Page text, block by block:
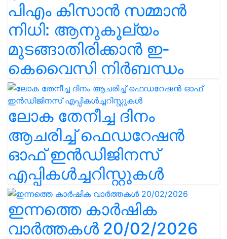
പിഎം കിസാൻ സമ്മാൻ
നിധി: ആനുകൂല്യം
മുടങ്ങാതിരിക്കാൻ ഇ-
കെവൈസി നിർബന്ധം
ലോക തേനീച്ച ദിനം
ആചരിച്ച് ഫെഡറേഷൻ
ഓഫ് ഇൻഡിജിനസ്
എപ്പികൾച്ചറിസ്റ്റുകൾ
ഇന്നത്തെ കാർഷിക
വാർത്തകൾ 20/02/2026